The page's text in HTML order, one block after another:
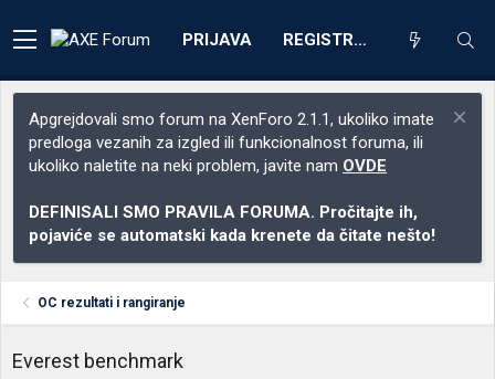
PRIJAVA REGISTRACIJA
Apgrejdovali smo forum na XenForo 2.1.1, ukoliko imate
predloga vezanih za izgled ili funkcionalnost foruma, ili
ukoliko naletite na neki problem, javite nam OVDE
DEFINISALI SMO PRAVILA FORUMA. Pročitajte ih,
pojaviće se automatski kada krenete da čitate nešto!
OC rezultati i rangiranje
Everest benchmark